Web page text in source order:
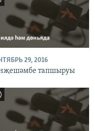
29, 2016
тапшыруы